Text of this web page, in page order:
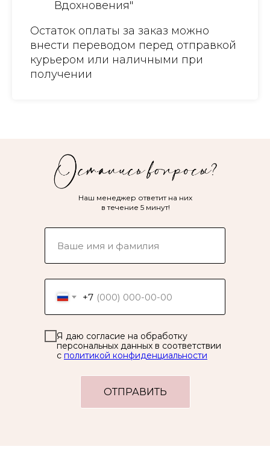
Вдохновения"
Остаток оплаты за заказ можно
внести переводом перед отправкой
курьером или наличными при
получении
+7
Я даю согласие на обработку
персональных данных в соответствии
с политикой конфиденциальности
ОТПРАВИТЬ
Наш менеджер ответит на них
в течение 5 минут!